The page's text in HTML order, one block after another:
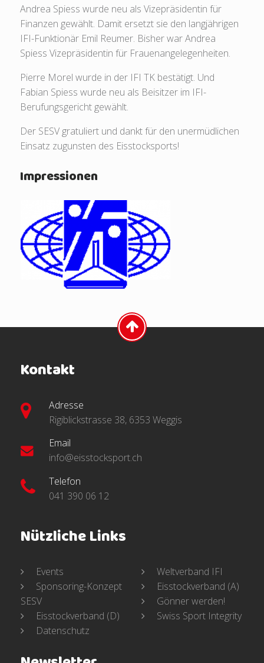
Andrea Spiess wurde neu als Vizepräsidentin für
Finanzen gewählt. Damit ersetzt sie den langjährigen
IFI-Funktionär Emil Reumer. Bisher war Andrea
Spiess Vizepräsidentin für Frauenangelegenheiten.
Pierre Morel wurde in der IFI TK bestätigt. Und
Fabian Spiess wurde neu als Beisitzer im IFI-
Berufungsgericht gewählt.
Der SESV gratuliert und dankt für den unermüdlichen
Einsatz zugunsten des Eisstocksports!
Impressionen
Kontakt
Adresse
Rigiblickstrasse 38, 6353 Weggis
Email
info@eisstocksport.ch
Telefon
041 390 06 12
Nützliche Links
Events
Sponsoring-Konzept
SESV
Eisstockverband (D)
Datenschutz
Weltverband IFI
Eisstockverband (A)
Gönner werden!
Swiss Sport Integrity